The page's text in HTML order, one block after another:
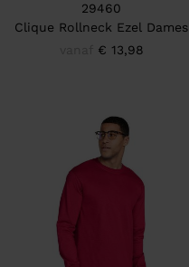
29460
Clique Rollneck Ezel Dames
€ 13,98